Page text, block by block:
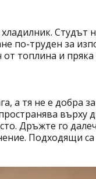
Студът
по-труден за
от топлина и
а тя не е добра
върху
Дръжте го
Подходящи